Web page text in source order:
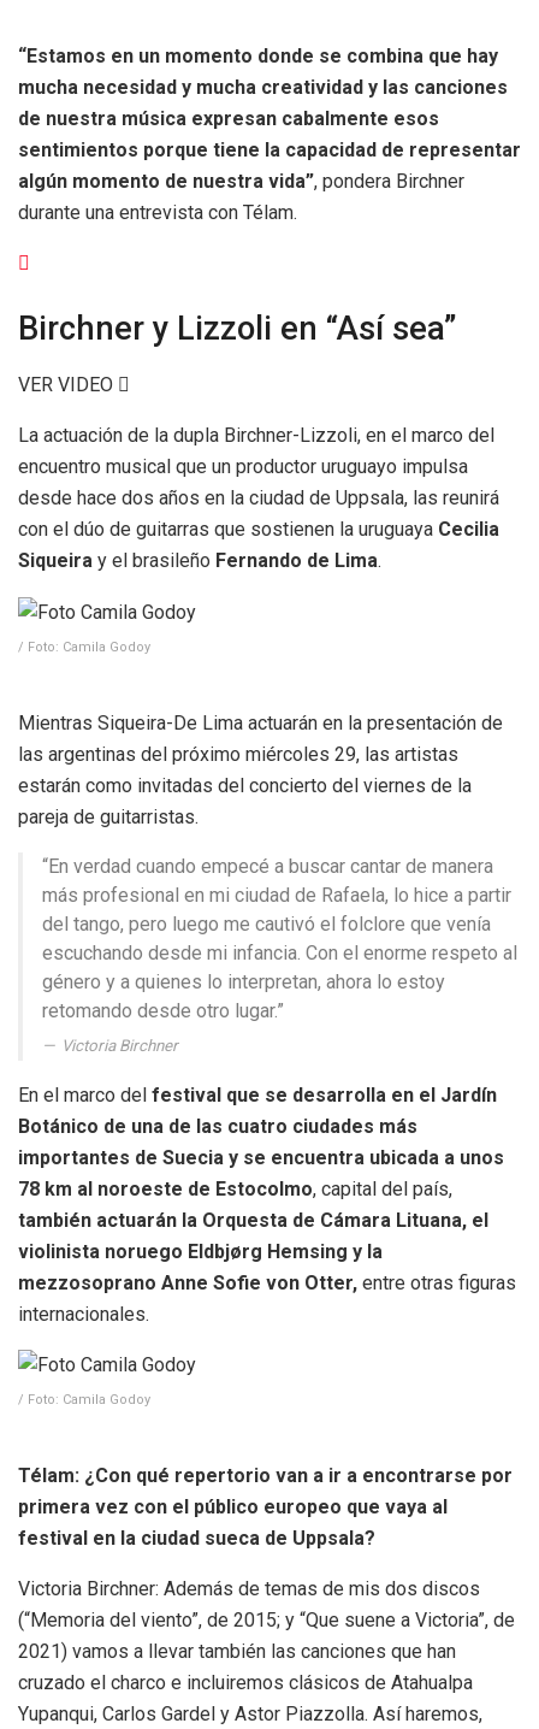
“Estamos en un momento donde se combina que hay
mucha necesidad y mucha creatividad y las canciones
de nuestra música expresan cabalmente esos
sentimientos porque tiene la capacidad de representar
algún momento de nuestra vida”, pondera Birchner
durante una entrevista con Télam.
Birchner y Lizzoli en “Así sea”
VER VIDEO
La actuación de la dupla Birchner-Lizzoli, en el marco del
encuentro musical que un productor uruguayo impulsa
desde hace dos años en la ciudad de Uppsala, las reunirá
con el dúo de guitarras que sostienen la uruguaya Cecilia
Siqueira y el brasileño Fernando de Lima.
/ Foto: Camila Godoy
Mientras Siqueira-De Lima actuarán en la presentación de
las argentinas del próximo miércoles 29, las artistas
estarán como invitadas del concierto del viernes de la
pareja de guitarristas.
“En verdad cuando empecé a buscar cantar de manera
más profesional en mi ciudad de Rafaela, lo hice a partir
del tango, pero luego me cautivó el folclore que venía
escuchando desde mi infancia. Con el enorme respeto al
género y a quienes lo interpretan, ahora lo estoy
retomando desde otro lugar.”
Victoria Birchner
En el marco del festival que se desarrolla en el Jardín
Botánico de una de las cuatro ciudades más
importantes de Suecia y se encuentra ubicada a unos
78 km al noroeste de Estocolmo, capital del país,
también actuarán la Orquesta de Cámara Lituana, el
violinista noruego Eldbjørg Hemsing y la
mezzosoprano Anne Sofie von Otter, entre otras figuras
internacionales.
/ Foto: Camila Godoy
Télam: ¿Con qué repertorio van a ir a encontrarse por
primera vez con el público europeo que vaya al
festival en la ciudad sueca de Uppsala?
Victoria Birchner: Además de temas de mis dos discos
(“Memoria del viento”, de 2015; y “Que suene a Victoria”, de
2021) vamos a llevar también las canciones que han
cruzado el charco e incluiremos clásicos de Atahualpa
Yupanqui, Carlos Gardel y Astor Piazzolla. Así haremos,